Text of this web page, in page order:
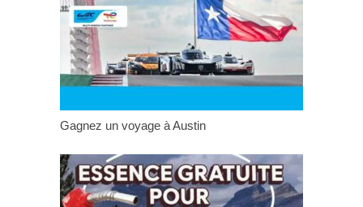
Gagnez un voyage à Austin